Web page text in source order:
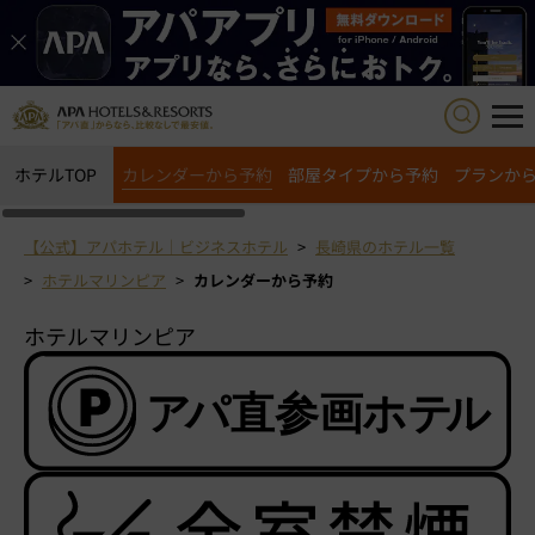
ホテルTOP カレンダーから予約 部屋タイプから予約 プランか
【公式】アパホテル｜ビジネスホテル
長崎県のホテル一覧
ホテルマリンピア
カレンダーから予約
ホテルマリンピア